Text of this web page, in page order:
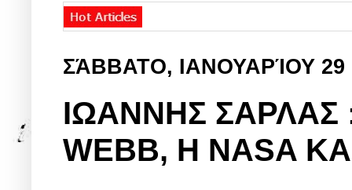
ΣΆΒΒΑΤΟ, ΙΑΝΟΥΑΡΊΟΥ 29
ΙΩΑΝΝΗΣ ΣΑΡΛΑΣ
WEBB, H NASA